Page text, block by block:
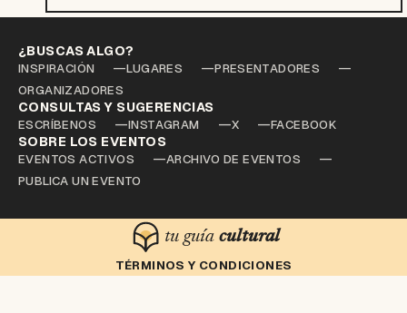
¿BUSCAS ALGO?
INSPIRACIÓN LUGARES
PRESENTADORES
ORGANIZADORES
CONSULTAS Y SUGERENCIAS
ESCRÍBENOS INSTAGRAM X FACEBOOK
SOBRE LOS EVENTOS
EVENTOS ACTIVOS
ARCHIVO DE EVENTOS
PUBLICA UN EVENTO
tu guía cultural
TÉRMINOS Y CONDICIONES